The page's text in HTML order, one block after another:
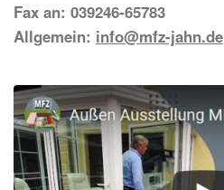
Fax an: 039246-65783
Allgemein: info@mfz-jahn.de